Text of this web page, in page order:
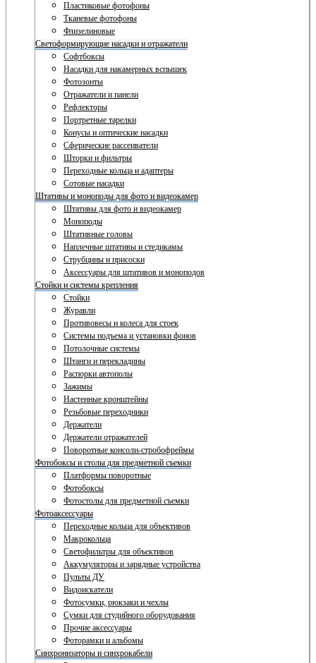
Пластиковые фотофоны
Тканевые фотофоны
Флизелиновые
Светоформирующие насадки и отражатели
Софтбоксы
Насадки для накамерных вспышек
Фотозонты
Отражатели и панели
Рефлекторы
Портретные тарелки
Конусы и оптические насадки
Сферические рассеиватели
Шторки и фильтры
Переходные кольца и адаптеры
Сотовые насадки
Штативы и моноподы для фото и видеокамер
Штативы для фото и видеокамер
Моноподы
Штативные головы
Наплечные штативы и стедикамы
Струбцины и присоски
Аксессуары для штативов и моноподов
Стойки и системы крепления
Стойки
Журавли
Противовесы и колеса для стоек
Системы подъема и установки фонов
Потолочные системы
Штанги и перекладины
Распорки автополы
Зажимы
Настенные кронштейны
Резьбовые переходники
Держатели
Держатели отражателей
Поворотные консоли-стробофреймы
Фотобоксы и столы для предметной съемки
Платформы поворотные
Фотобоксы
Фотостолы для предметной съемки
Фотоаксессуары
Переходные кольца для объективов
Макрокольца
Светофильтры для объективов
Аккумуляторы и зарядные устройства
Пульты ДУ
Видоискатели
Фотосумки, рюкзаки и чехлы
Сумки для студийного оборудования
Прочие аксессуары
Фоторамки и альбомы
Синхронизаторы и синхрокабели